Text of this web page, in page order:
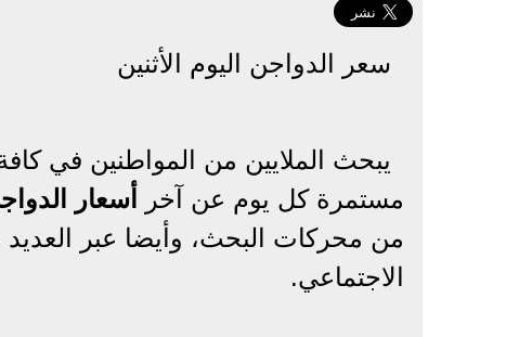
سعر الدواجن اليوم الأثنين
يبحث الملايين من المواطنين في
مستمرة كل يوم عن آخر
أسعار
من محركات البحث، وأيضا عبر
الاجتماعي.